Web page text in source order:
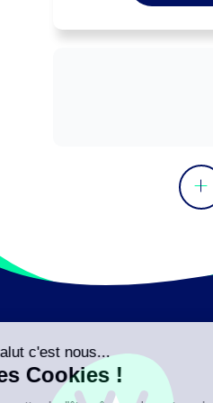
informatiques
Surveille le